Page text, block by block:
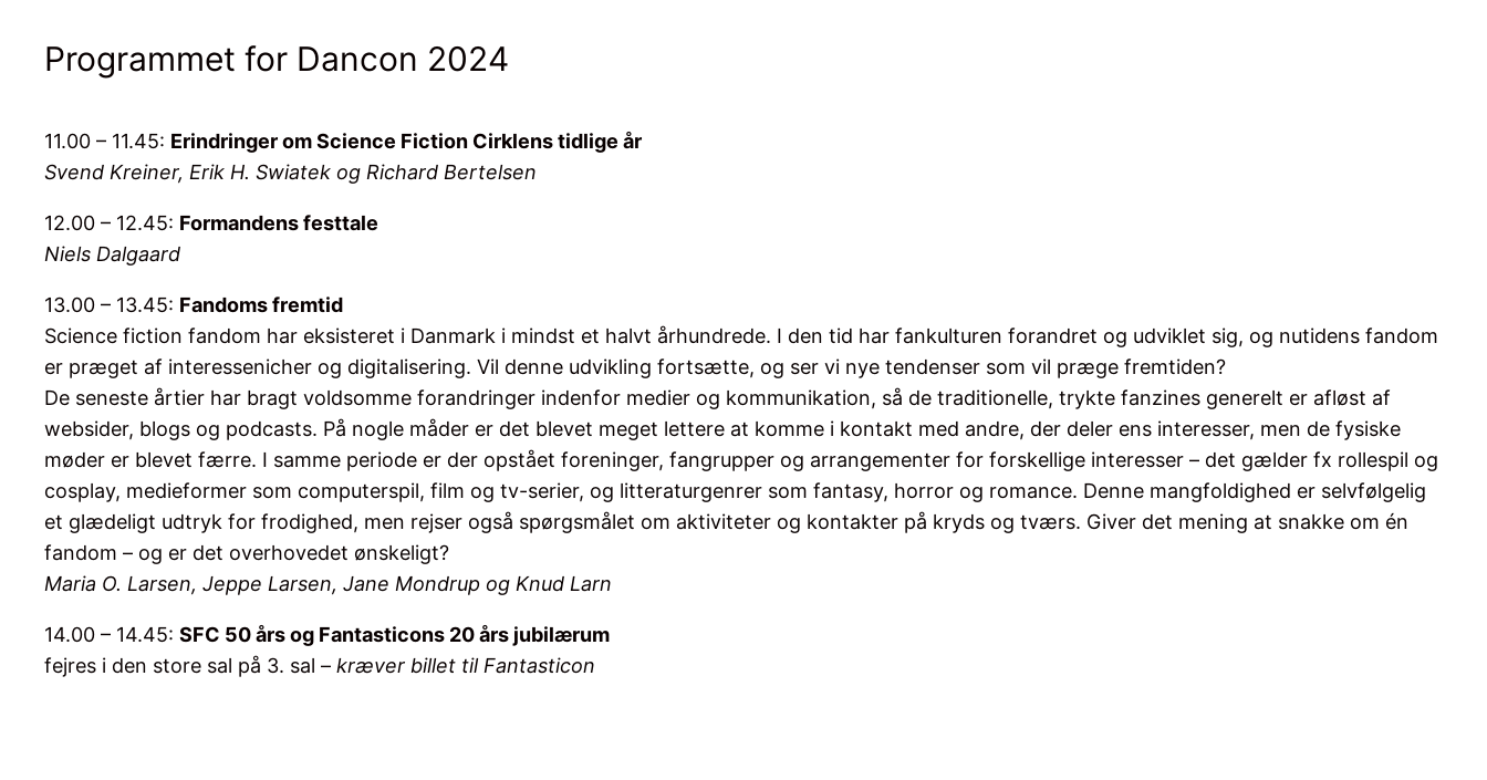
Programmet for Dancon 2024
11.00 – 11.45: Erindringer om Science Fiction Cirklens tidlige år
Svend Kreiner, Erik H. Swiatek og Richard Bertelsen
12.00 – 12.45: Formandens festtale
Niels Dalgaard
13.00 – 13.45: Fandoms fremtid
Science fiction fandom har eksisteret i Danmark i mindst et halvt århundrede. I den tid har fankulturen forandret og udviklet sig, og nutidens fandom
er præget af interessenicher og digitalisering. Vil denne udvikling fortsætte, og ser vi nye tendenser som vil præge fremtiden?
De seneste årtier har bragt voldsomme forandringer indenfor medier og kommunikation, så de traditionelle, trykte fanzines generelt er afløst af
websider, blogs og podcasts. På nogle måder er det blevet meget lettere at komme i kontakt med andre, der deler ens interesser, men de fysiske
møder er blevet færre. I samme periode er der opstået foreninger, fangrupper og arrangementer for forskellige interesser – det gælder fx rollespil og
cosplay, medieformer som computerspil, film og tv-serier, og litteraturgenrer som fantasy, horror og romance. Denne mangfoldighed er selvfølgelig
et glædeligt udtryk for frodighed, men rejser også spørgsmålet om aktiviteter og kontakter på kryds og tværs. Giver det mening at snakke om én
fandom – og er det overhovedet ønskeligt?
Maria O. Larsen, Jeppe Larsen, Jane Mondrup og Knud Larn
14.00 – 14.45: SFC 50 års og Fantasticons 20 års jubilærum
fejres i den store sal på 3. sal – kræver billet til Fantasticon